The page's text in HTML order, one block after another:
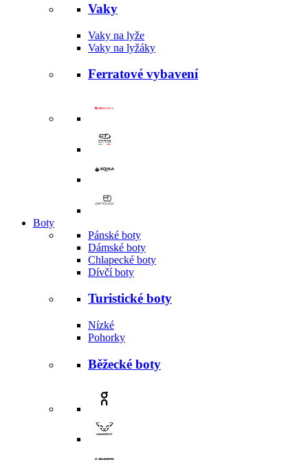
Vaky
Vaky na lyže
Vaky na lyžáky
Ferratové vybavení
Boty
Pánské boty
Dámské boty
Chlapecké boty
Dívčí boty
Turistické boty
Nízké
Pohorky
Běžecké boty